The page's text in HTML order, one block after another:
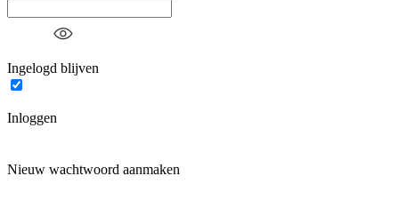
Ingelogd blijven
Inloggen
Nieuw wachtwoord aanmaken